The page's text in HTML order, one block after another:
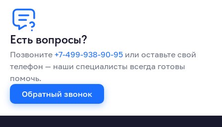
Есть вопросы?
Позвоните +7-499-938-90-95 или оставьте свой
телефон — наши специалисты всегда готовы
помочь.
Обратный звонок